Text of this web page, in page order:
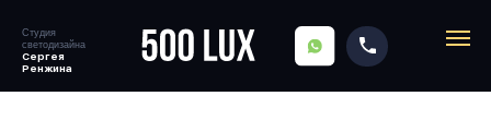
SITENAME
Студия
светодизайна
Сергея
Ренжина
Главная